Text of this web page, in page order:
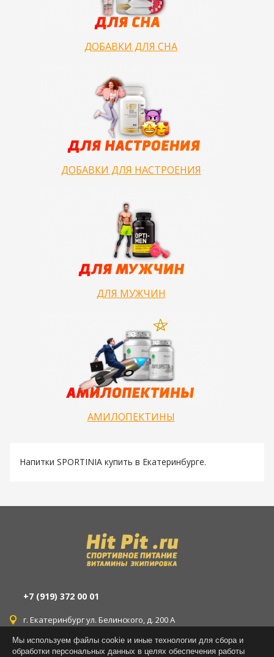
ДОБАВКИ ДЛЯ СНА
ДОБАВКИ ДЛЯ НАСТРОЕНИЯ
ДЛЯ МУЖЧИН
АМИЛОПЕКТИНЫ
Напитки SPORTINIA купить в Екатеринбурге.
+7 (919) 372 00 01
г. Екатеринбург ул. Белинского, д. 200 А
г. Екатеринбург ул. Уральская, д. 77
Мы используем файлы cookie и иные технологии для сбора и
обработки персональных данных в целях обеспечения работы